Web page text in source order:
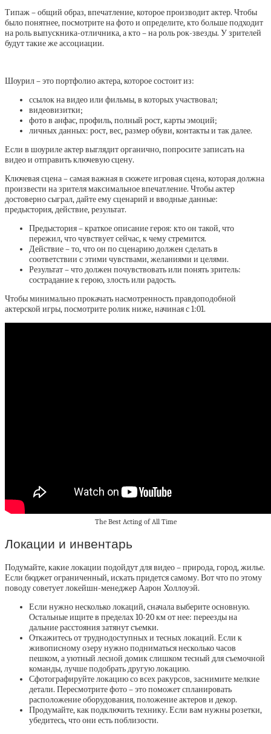
Типаж – общий образ, впечатление, которое производит актер. Чтобы
было понятнее, посмотрите на фото и определите, кто больше подходит
на роль выпускника-отличника, а кто – на роль рок-звезды. У зрителей
будут такие же ассоциации.
Шоурил – это портфолио актера, которое состоит из:
ссылок на видео или фильмы, в которых участвовал;
видеовизитки;
фото в анфас, профиль, полный рост, карты эмоций;
личных данных: рост, вес, размер обуви, контакты и так далее.
Если в шоуриле актер выглядит органично, попросите записать на
видео и отправить ключевую сцену.
Ключевая сцена – самая важная в сюжете игровая сцена, которая должна
произвести на зрителя максимальное впечатление. Чтобы актер
достоверно сыграл, дайте ему сценарий и вводные данные:
предыстория, действие, результат.
Предыстория – краткое описание героя: кто он такой, что
пережил, что чувствует сейчас, к чему стремится.
Действие – то, что он по сценарию должен сделать в
соответствии с этими чувствами, желаниями и целями.
Результат – что должен почувствовать или понять зритель:
сострадание к герою, злость или радость.
Чтобы минимально прокачать насмотренность правдоподобной
актерской игры, посмотрите ролик ниже, начиная с 1:01.
The Best Acting of All Time
Локации и инвентарь
Подумайте, какие локации подойдут для видео – природа, город, жилье.
Если бюджет ограниченный, искать придется самому. Вот что по этому
поводу советует локейшн-менеджер Аарон Холлоуэй.
Если нужно несколько локаций, сначала выберите основную.
Остальные ищите в пределах 10-20 км от нее: переезды на
дальние расстояния затянут съемки.
Откажитесь от труднодоступных и тесных локаций. Если к
живописному озеру нужно подниматься несколько часов
пешком, а уютный лесной домик слишком тесный для съемочной
команды, лучше подобрать другую локацию.
Сфотографируйте локацию со всех ракурсов, заснимите мелкие
детали. Пересмотрите фото – это поможет спланировать
расположение оборудования, положение актеров и декор.
Продумайте, как подключить технику. Если вам нужны розетки,
убедитесь, что они есть поблизости.